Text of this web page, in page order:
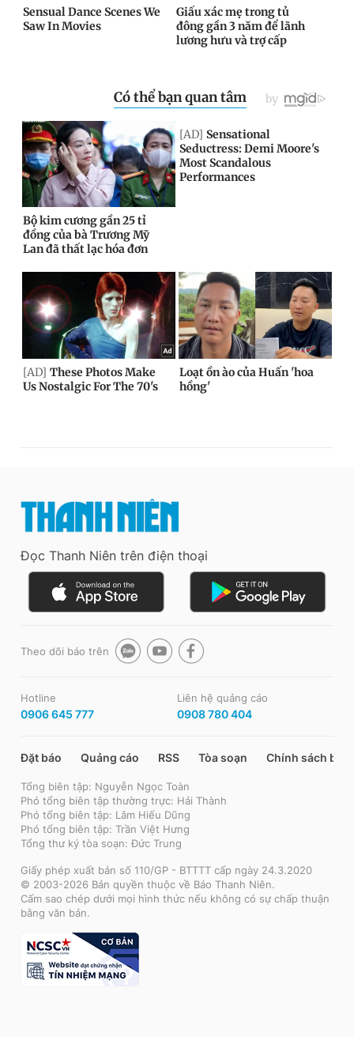
Đọc Thanh Niên trên điện thoại
Theo dõi báo trên
Hotline
0906 645 777
Liên hệ quảng cáo
0908 780 404
Đặt báo Quảng cáo RSS Tòa soạn Chính sách bảo
Tổng biên tập: Nguyễn Ngọc Toàn
Phó tổng biên tập thường trực: Hải Thành
Phó tổng biên tập: Lâm Hiếu Dũng
Phó tổng biên tập: Trần Việt Hưng
Tổng thư ký tòa soạn: Đức Trung
Giấy phép xuất bản số 110/GP - BTTTT cấp ngày 24.3.2020
© 2003-2026 Bản quyền thuộc về Báo Thanh Niên.
Cấm sao chép dưới mọi hình thức nếu không có sự chấp thuận
bằng văn bản.